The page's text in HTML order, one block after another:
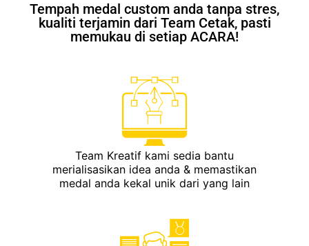
Tempah medal custom anda tanpa stres,
kualiti terjamin dari Team Cetak, pasti
memukau di setiap ACARA!
Team Kreatif kami sedia bantu
merialisasikan idea anda & memastikan
medal anda kekal unik dari yang lain